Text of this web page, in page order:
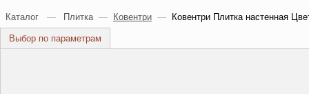
Каталог — Плитка — Ковентри — Ковентри Плитка настенная
Выбор по параметрам